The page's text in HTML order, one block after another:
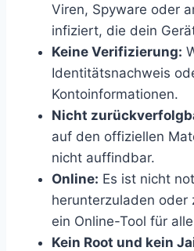
Viren, Spyware oder
infiziert, die dein
Keine Verifizierung:
Identitätsnachweis
Kontoinformationen.
Nicht
auf den offiziellen
nicht auffindbar.
Online: Es ist nicht
herunterzuladen oder
ein Online-Tool für
Kein Root und kein